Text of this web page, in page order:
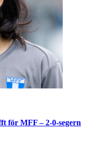
för MFF – 2-0-segern